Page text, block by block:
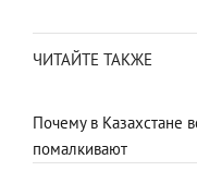
ЧИТАЙТЕ ТАКЖЕ
Почему в Казахстане
помалкивают